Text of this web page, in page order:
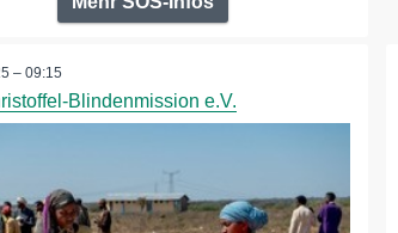
– 09:15
Blindenmission e.V.